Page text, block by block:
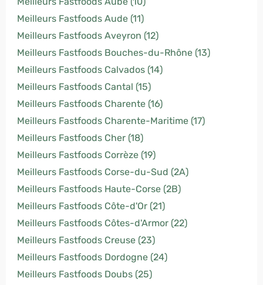
Meilleurs Fastfoods Aude (11)
Meilleurs Fastfoods Aveyron (12)
Meilleurs Fastfoods Bouches-du-Rhône (13)
Meilleurs Fastfoods Calvados (14)
Meilleurs Fastfoods Cantal (15)
Meilleurs Fastfoods Charente (16)
Meilleurs Fastfoods Charente-Maritime (17)
Meilleurs Fastfoods Cher (18)
Meilleurs Fastfoods Corrèze (19)
Meilleurs Fastfoods Corse-du-Sud (2A)
Meilleurs Fastfoods Haute-Corse (2B)
Meilleurs Fastfoods Côte-d'Or (21)
Meilleurs Fastfoods Côtes-d'Armor (22)
Meilleurs Fastfoods Creuse (23)
Meilleurs Fastfoods Dordogne (24)
Meilleurs Fastfoods Doubs (25)